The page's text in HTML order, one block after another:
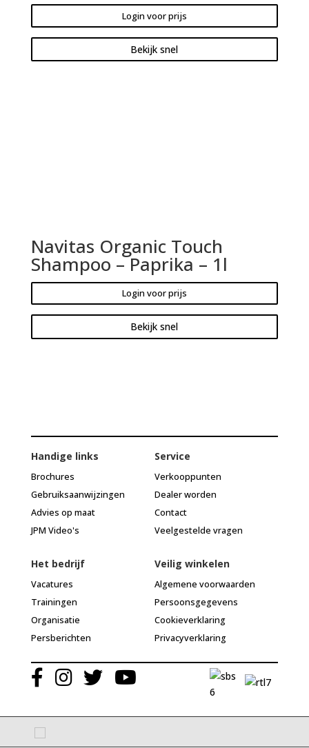
Login voor prijs
Bekijk snel
Navitas Organic Touch
Shampoo – Paprika – 1l
Login voor prijs
Bekijk snel
Handige links
Brochures
Gebruiksaanwijzingen
Advies op maat
JPM Video's
Service
Verkooppunten
Dealer worden
Contact
Veelgestelde vragen
Het bedrijf
Vacatures
Trainingen
Organisatie
Persberichten
Veilig winkelen
Algemene voorwaarden
Persoonsgegevens
Cookieverklaring
Privacyverklaring